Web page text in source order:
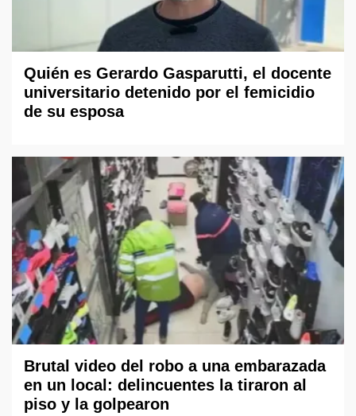
Quién es Gerardo Gasparutti, el docente
universitario detenido por el femicidio
de su esposa
Brutal video del robo a una embarazada
en un local: delincuentes la tiraron al
piso y la golpearon